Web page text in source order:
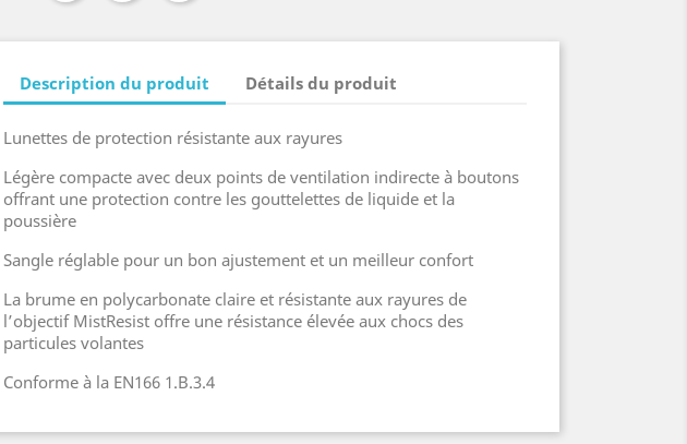
Description du produit Détails du produit
Lunettes de protection résistante aux rayures
Légère compacte avec deux points de ventilation indirecte à boutons
offrant une protection contre les gouttelettes de liquide et la
poussière
Sangle réglable pour un bon ajustement et un meilleur confort
La brume en polycarbonate claire et résistante aux rayures de
l’objectif MistResist offre une résistance élevée aux chocs des
particules volantes
Conforme à la EN166 1.B.3.4